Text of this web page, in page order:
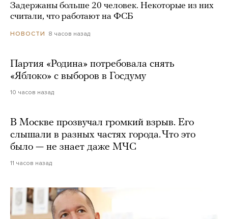
Задержаны больше 20 человек. Некоторые из них
считали, что работают на ФСБ
НОВОСТИ 8 часов назад
Партия «Родина» потребовала снять
«Яблоко» с выборов в Госдуму
10 часов назад
В Москве прозвучал громкий взрыв. Его
слышали в разных частях города. Что это
было — не знает даже МЧС
11 часов назад